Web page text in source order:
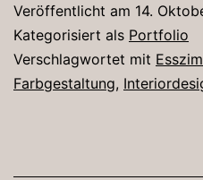
Veröffentlicht am 14.
Kategorisiert als Portfolio
Verschlagwortet mit
Farbgestaltung,